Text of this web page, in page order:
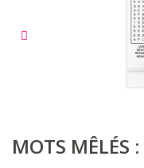
MOTS MÊLÉS